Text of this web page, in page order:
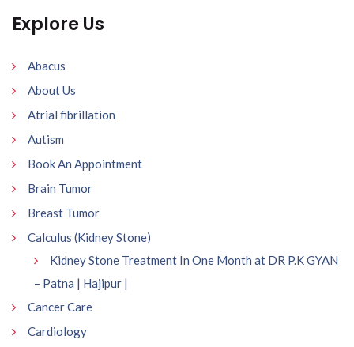
Explore Us
Abacus
About Us
Atrial fibrillation
Autism
Book An Appointment
Brain Tumor
Breast Tumor
Calculus (Kidney Stone)
Kidney Stone Treatment In One Month at DR P.K GYAN
– Patna | Hajipur |
Cancer Care
Cardiology